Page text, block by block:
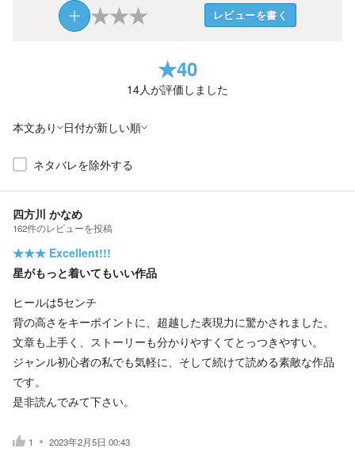
★★★ レビューを書く
★40
14人が評価しました
本文あり 日付が新しい順
ネタバレを除外する
四方川 かなめ
162件のレビューを投稿
★★★ Excellent!!!
星がもっと着いてもいい作品
ヒールは5センチ
背の高さをキーポイントに、超越した表現力に驚かされました。
文章も上手く、ストーリーも分かりやすくてとっつきやすい。
ジャンル初心者の私でも気軽に、そして続けて読める素敵な作品
です。
是非読んでみて下さい。
1 2023年2月5日 00:43